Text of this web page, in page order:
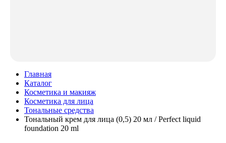
Главная
Каталог
Косметика и макияж
Косметика для лица
Тональные средства
Тональный крем для лица (0,5) 20 мл / Perfect liquid
foundation 20 ml